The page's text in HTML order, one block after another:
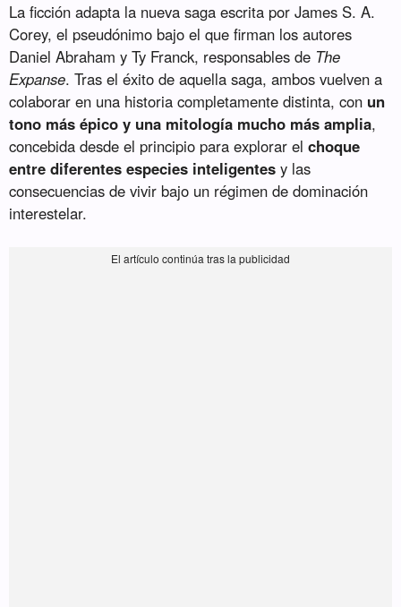
La ficción adapta la nueva saga escrita por James S. A.
Corey, el pseudónimo bajo el que firman los autores
Daniel Abraham y Ty Franck, responsables de The
Expanse. Tras el éxito de aquella saga, ambos vuelven a
colaborar en una historia completamente distinta, con un
tono más épico y una mitología mucho más amplia,
concebida desde el principio para explorar elchoque
entre diferentes especies inteligentes y las
consecuencias de vivir bajo un régimen de dominación
interestelar.